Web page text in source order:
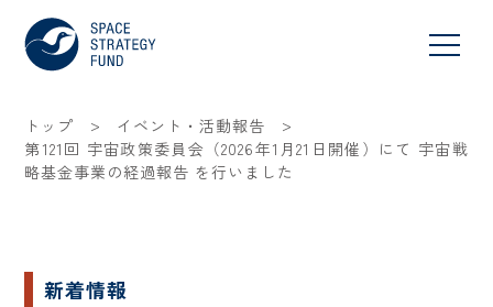
トップ > イベント・活動報告 >
第121回 宇宙政策委員会（2026年1月21日開催）にて 宇宙戦
略基金事業の経過報告 を行いました
新着情報